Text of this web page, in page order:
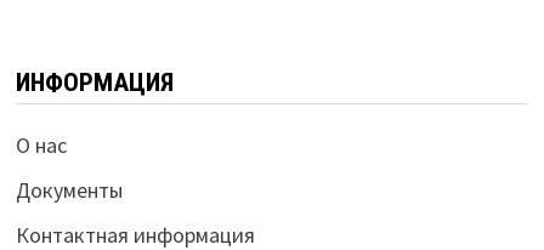
ИНФОРМАЦИЯ
О нас
Документы
Контактная информация